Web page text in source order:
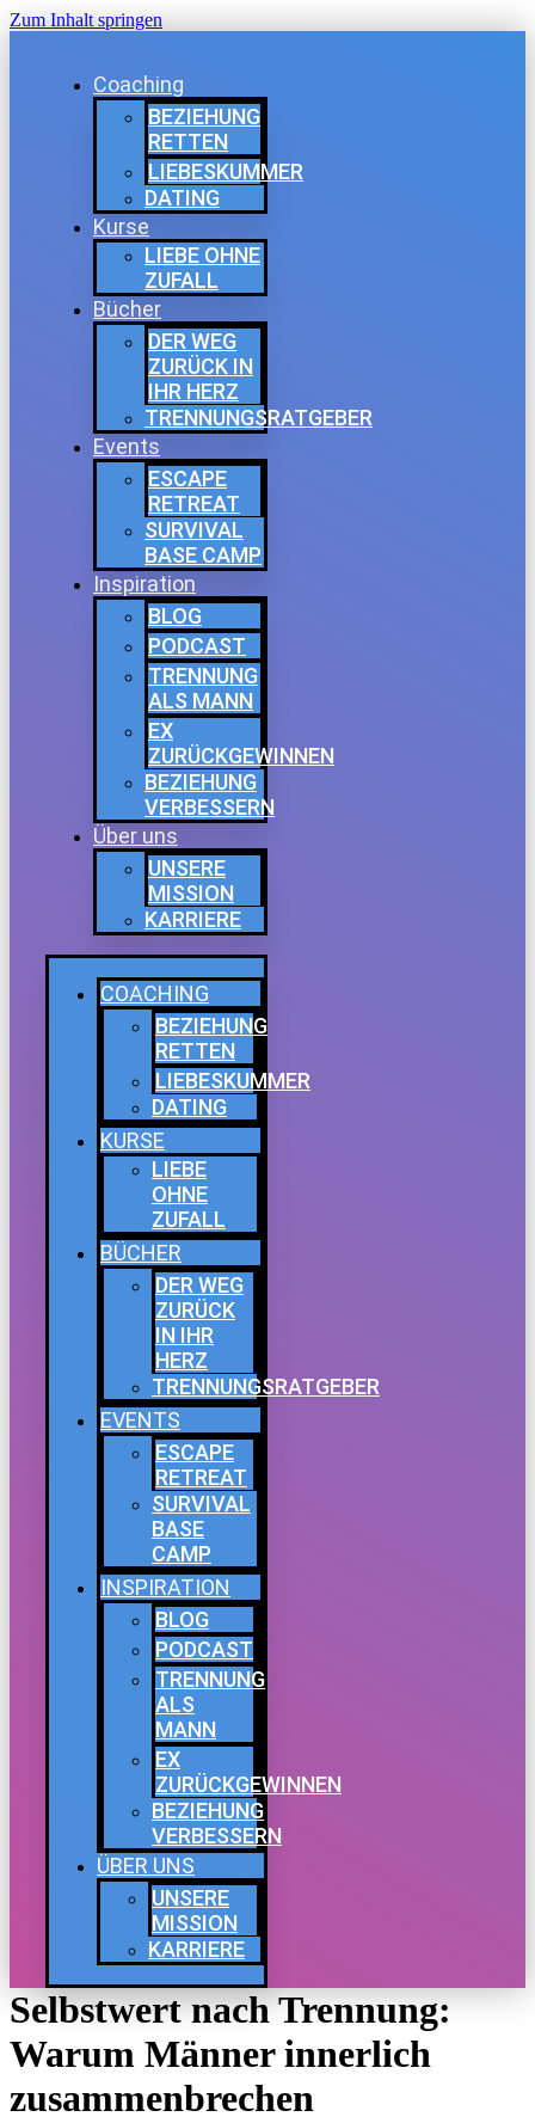
Zum Inhalt springen
Coaching
BEZIEHUNG
RETTEN
LIEBESKUMMER
DATING
Kurse
LIEBE OHNE
ZUFALL
Bücher
DER WEG
ZURÜCK IN
IHR HERZ
TRENNUNGSRATGEBER
Events
ESCAPE
RETREAT
SURVIVAL
BASE CAMP
Inspiration
BLOG
PODCAST
TRENNUNG
ALS MANN
EX
ZURÜCKGEWINNEN
BEZIEHUNG
VERBESSERN
Über uns
UNSERE
MISSION
KARRIERE
COACHING
BEZIEHUNG
RETTEN
LIEBESKUMMER
DATING
KURSE
LIEBE
OHNE
ZUFALL
BÜCHER
DER WEG
ZURÜCK
IN IHR
HERZ
TRENNUNGSRATGEBER
EVENTS
ESCAPE
RETREAT
SURVIVAL
BASE
CAMP
INSPIRATION
BLOG
PODCAST
TRENNUNG
ALS
MANN
EX
ZURÜCKGEWINNEN
BEZIEHUNG
VERBESSERN
ÜBER UNS
UNSERE
MISSION
KARRIERE
Selbstwert nach Trennung:
Warum Männer innerlich
zusammenbrechen